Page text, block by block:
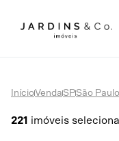
InícioVenda SPSão Paulo
221 imóveis